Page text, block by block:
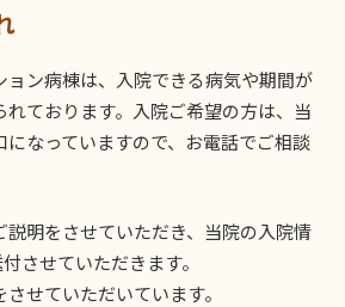
ョン病棟は、入院できる病気や期間が
ております。入院ご希望の方は、当
なっていますので、お電話でご相談
説明をさせていただき、当院の入院情
させていただきます。
せていただいています。